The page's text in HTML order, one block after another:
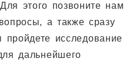
этого позвоните нам
а также сразу
исследование
дальнейшего